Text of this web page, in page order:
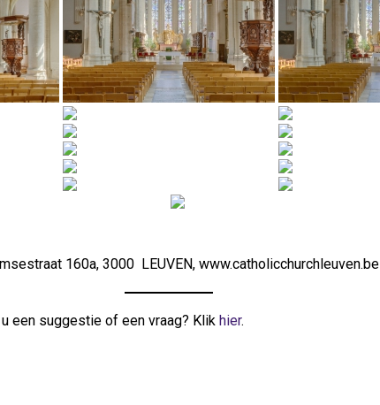
160a, 3000 LEUVEN, www.catholicchurchleuven.be
een suggestie of een vraag? Klik hier.